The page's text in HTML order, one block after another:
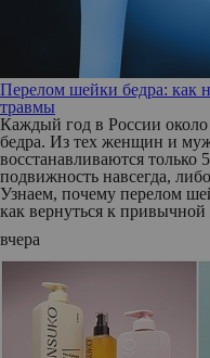
Перелом шейки бедра: как
травмы
Каждый год в России
бедра. Из тех женщин и
восстанавливаются
подвижность навсегда,
Узнаем, почему перелом
как вернуться к
вчера